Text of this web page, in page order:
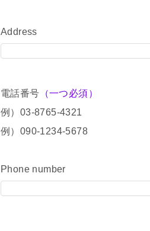
Address
電話番号 （一つ必須）
例）03-8765-4321
例）090-1234-5678
Phone number